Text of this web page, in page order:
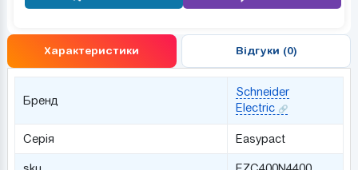
Характеристики Відгуки (0)
Бренд
Schneider
Electric
Серія Easypact